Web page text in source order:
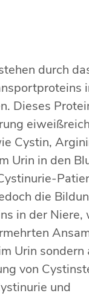
durch
Dieses
Cystin,
Urin in den
die
in der Niere,
Urin sondern
von
und